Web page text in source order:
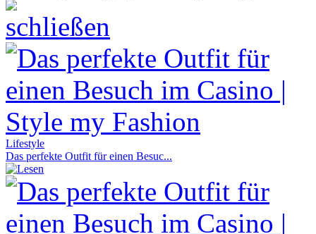
Lifestyle
Das perfekte Outfit für einen Besuc...